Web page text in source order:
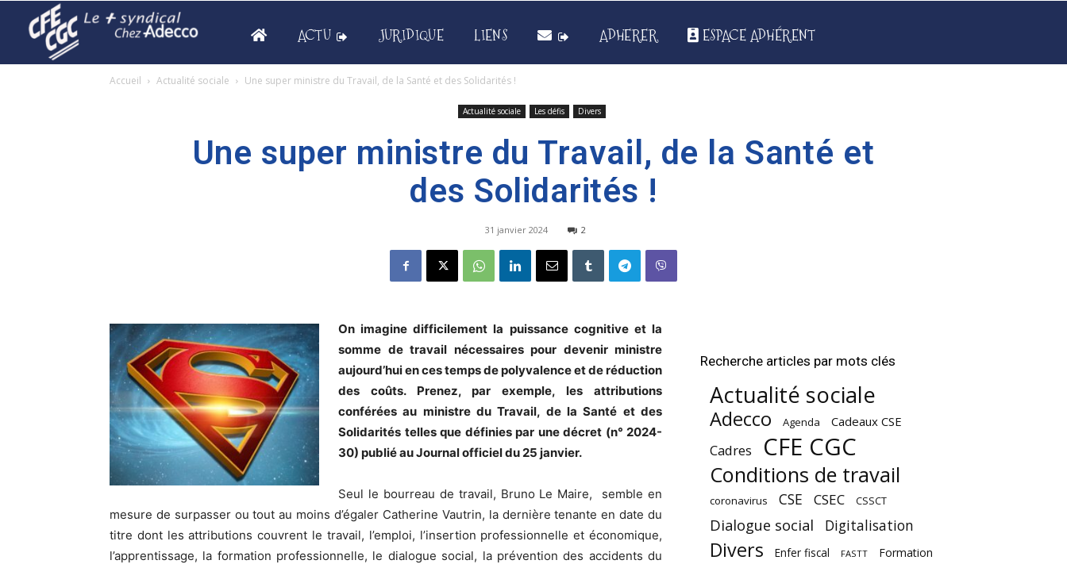
ACTU JURIDIQUE LIENS ADHERER ESPACE ADHÉRENT
Accueil Actualité sociale Une super ministre du Travail, de la Santé et des Solidarités !
Actualité sociale Les défis Divers
Une super ministre du Travail, de la Santé et
des Solidarités !
31 janvier 2024 2
On imagine difficilement la puissance cognitive et la
somme de travail nécessaires pour devenir ministre
aujourd’hui en ces temps de polyvalence et de réduction
des coûts. Prenez, par exemple, les attributions
conférées au ministre du Travail, de la Santé et des
Solidarités telles que définies par une décret (n° 2024-
30) publié au Journal officiel du 25 janvier.
Seul le bourreau de travail, Bruno Le Maire, semble en
mesure de surpasser ou tout au moins d’égaler Catherine Vautrin, la dernière tenante en date du
titre dont les attributions couvrent le travail, l’emploi, l’insertion professionnelle et économique,
l’apprentissage, la formation professionnelle, le dialogue social, la prévention des accidents du
Recherche articles par mots clés
Actualité sociale
Adecco Agenda Cadeaux CSE
Cadres CFE CGC
Conditions de travail
coronavirus CSE CSEC CSSCT
Dialogue social Digitalisation
Divers Enfer fiscal FASTT Formation